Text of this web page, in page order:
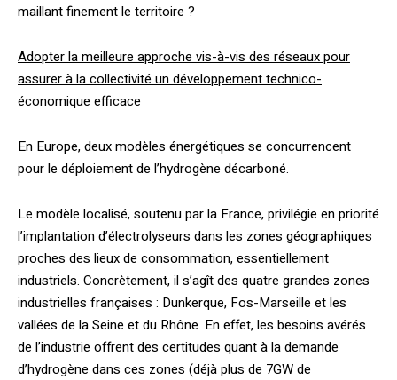
maillant finement le territoire ?
Adopter la meilleure approche vis-à-vis des réseaux pour
assurer à la collectivité un développement technico-
économique efficace
En Europe, deux modèles énergétiques se concurrencent
pour le déploiement de l’hydrogène décarboné.
Le modèle localisé, soutenu par la France, privilégie en priorité
l’implantation d’électrolyseurs dans les zones géographiques
proches des lieux de consommation, essentiellement
industriels. Concrètement, il s’agît des quatre grandes zones
industrielles françaises : Dunkerque, Fos-Marseille et les
vallées de la Seine et du Rhône. En effet, les besoins avérés
de l’industrie offrent des certitudes quant à la demande
d’hydrogène dans ces zones (déjà plus de 7GW de